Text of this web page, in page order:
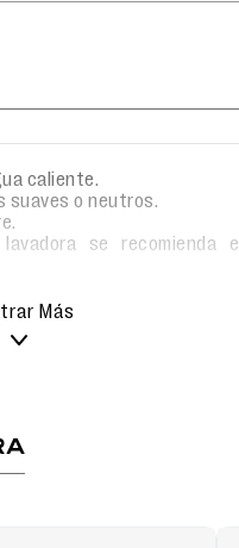
con algodón para
- 5% elástico.
caliente.
suaves o neutros.
se recomienda
Más